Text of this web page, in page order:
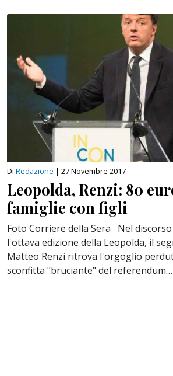
Di Redazione | 27 Novembre 2017
Leopolda, Renzi: 80
famiglie con figli
Foto Corriere della Sera Nel
l'ottava edizione della Leopolda, il
Matteo Renzi ritrova l'orgoglio
sconfitta "bruciante" del referendum…